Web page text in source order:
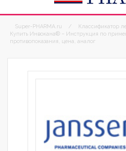
Super-PHARMA.ru / Классификатор
Купить Инвокана® – Инструкция по
противопоказания, цена, аналог